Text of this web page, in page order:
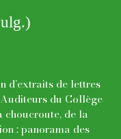
d’extraits de lettres
du Collège
choucroute, de la
: panorama des